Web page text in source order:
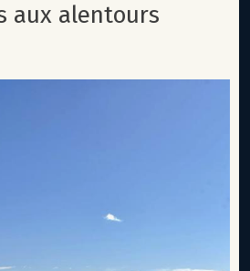
aux alentours